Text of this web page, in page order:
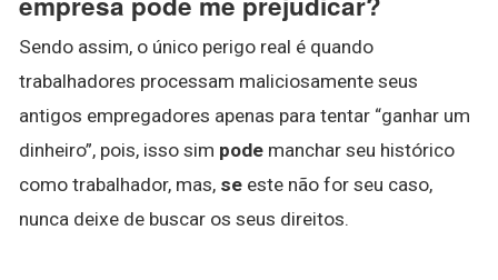
Sendo assim, o único perigo real é quando
trabalhadores processam maliciosamente seus
antigos empregadores apenas para tentar “ganhar um
dinheiro”, pois, isso sim pode manchar seu histórico
como trabalhador, mas, se este não for seu caso,
nunca deixe de buscar os seus direitos.